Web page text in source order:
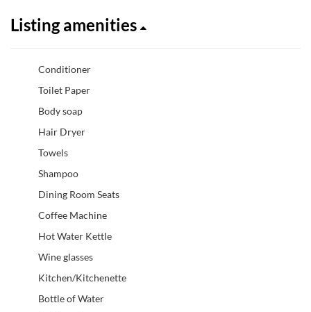
Listing amenities
Conditioner
Toilet Paper
Body soap
Hair Dryer
Towels
Shampoo
Dining Room Seats
Coffee Machine
Hot Water Kettle
Wine glasses
Kitchen/Kitchenette
Bottle of Water